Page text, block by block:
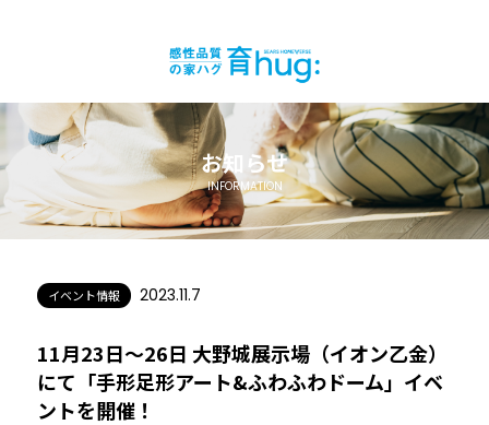
お知らせ
INFORMATION
イベント情報 2023.11.7
11月23日〜26日 大野城展示場（イオン乙金）
にて「手形足形アート&ふわふわドーム」イベ
ントを開催！